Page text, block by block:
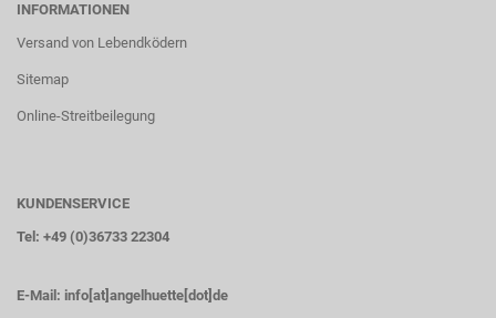
INFORMATIONEN
Versand von Lebendködern
Sitemap
Online-Streitbeilegung
KUNDENSERVICE
Tel: +49 (0)36733 22304
E-Mail: info[at]angelhuette[dot]de